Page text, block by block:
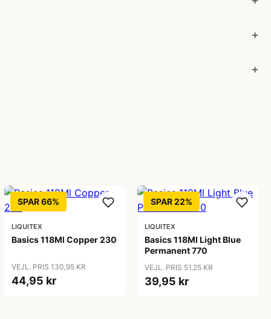
SPAR 66%
LIQUITEX
Basics 118Ml Copper 230
VEJL. PRIS 130,95 KR
44,95 kr
SPAR 22%
LIQUITEX
Basics 118Ml Light Blue
Permanent 770
VEJL. PRIS 51,25 KR
39,95 kr